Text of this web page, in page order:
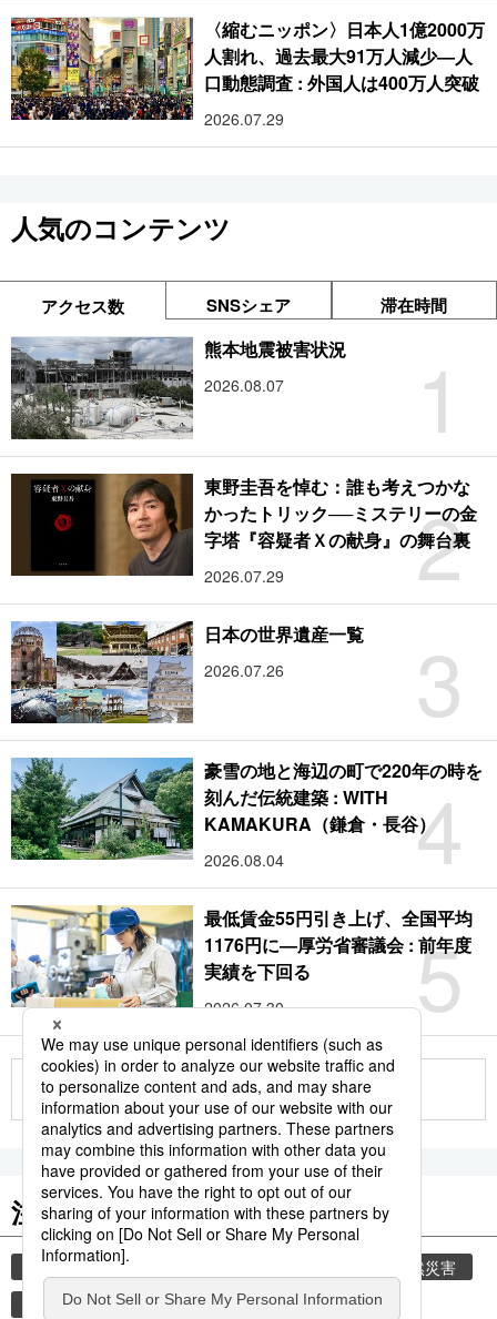
〈縮むニッポン〉日本人1億2000万
人割れ、過去最大91万人減少―人
口動態調査 : 外国人は400万人突破
2026.07.29
人気のコンテンツ
アクセス数 SNSシェア 滞在時間
1
熊本地震被害状況
2026.08.07
2
東野圭吾を悼む：誰も考えつかな
かったトリック──ミステリーの金
字塔『容疑者Ｘの献身』の舞台裏
2026.07.29
3
日本の世界遺産一覧
2026.07.26
4
豪雪の地と海辺の町で220年の時を
刻んだ伝統建築 : WITH
KAMAKURA（鎌倉・長谷）
2026.08.04
5
最低賃金55円引き上げ、全国平均
1176円に―厚労省審議会 : 前年度
実績を下回る
2026.07.30
もっと見る
注目のキーワード
共同通信ニュース
自然災害
避難所
時事通信ニュース 旅 観光